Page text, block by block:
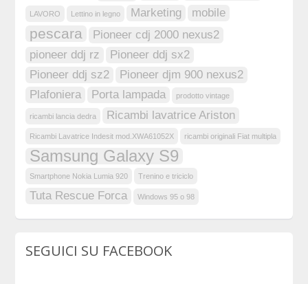
LAVORO Lettino in legno Marketing mobile
pescara
Pioneer cdj 2000 nexus2
pioneer ddj rz
Pioneer ddj sx2
Pioneer ddj sz2
Pioneer djm 900 nexus2
Plafoniera
Porta lampada prodotto vintage
ricambi lancia dedra Ricambi lavatrice Ariston
Ricambi Lavatrice Indesit mod.XWA61052X ricambi originali Fiat multipla
Samsung Galaxy S9
Smartphone Nokia Lumia 920 Trenino e triciclo
Tuta Rescue Forca Windows 95 o 98
SEGUICI SU FACEBOOK